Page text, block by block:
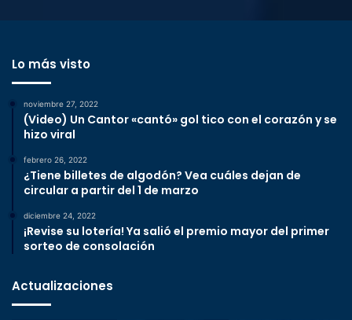
Lo más visto
noviembre 27, 2022
(Video) Un Cantor «cantó» gol tico con el corazón y se
hizo viral
febrero 26, 2022
¿Tiene billetes de algodón? Vea cuáles dejan de
circular a partir del 1 de marzo
diciembre 24, 2022
¡Revise su lotería! Ya salió el premio mayor del primer
sorteo de consolación
Actualizaciones